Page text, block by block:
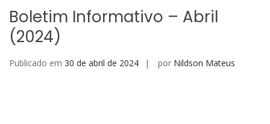
Boletim Informativo – Abril
(2024)
Publicado em 30 de abril de 2024 por Nildson Mateus